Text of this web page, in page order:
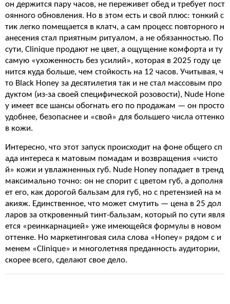
он держится пару часов, не переживет обед и требует пост
оянного обновления. Но в этом есть и свой плюс: тонкий с
тик легко помещается в клатч, а сам процесс повторного н
анесения стал приятным ритуалом, а не обязанностью. По
сути, Clinique продают не цвет, а ощущение комфорта и ту
самую «ухоженность без усилий», которая в 2025 году це
нится куда больше, чем стойкость на 12 часов. Учитывая, ч
то Black Honey за десятилетия так и не стал массовым про
дуктом (из-за своей специфической розовости), Nude Hone
y имеет все шансы обогнать его по продажам — он просто
удобнее, безопаснее и «свой» для большего числа оттенко
в кожи.
Интересно, что этот запуск происходит на фоне общего сп
ада интереса к матовым помадам и возвращения «чисто
й» кожи и увлажненных губ. Nude Honey попадает в тренд
максимально точно: он не спорит с цветом губ, а дополня
ет его, как дорогой бальзам для губ, но с претензией на м
акияж. Единственное, что может смутить — цена в 25 дол
ларов за откровенный тинт-бальзам, который по сути явля
ется «реинкарнацией» уже имеющейся формулы в новом
оттенке. Но маркетинговая сила слова «Honey» рядом с и
менем «Clinique» и многолетняя преданность аудитории,
скорее всего, сделают свое дело.